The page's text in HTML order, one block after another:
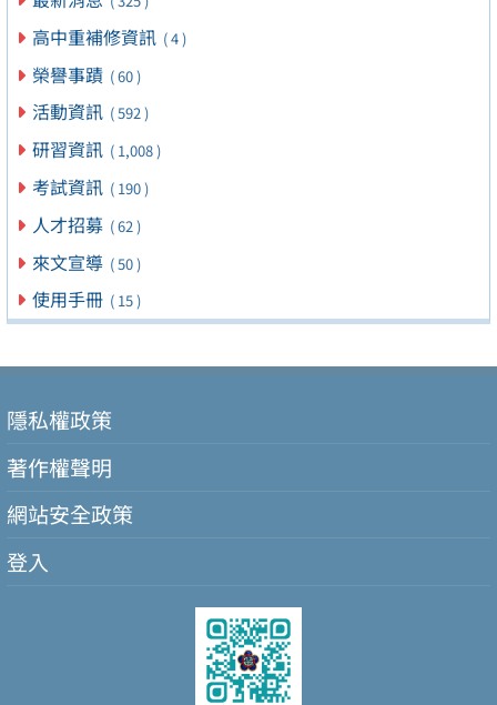
高中重補修資訊 ( 4 )
榮譽事蹟 ( 60 )
活動資訊 ( 592 )
研習資訊 ( 1,008 )
考試資訊 ( 190 )
人才招募 ( 62 )
來文宣導 ( 50 )
使用手冊 ( 15 )
隱私權政策
著作權聲明
網站安全政策
登入